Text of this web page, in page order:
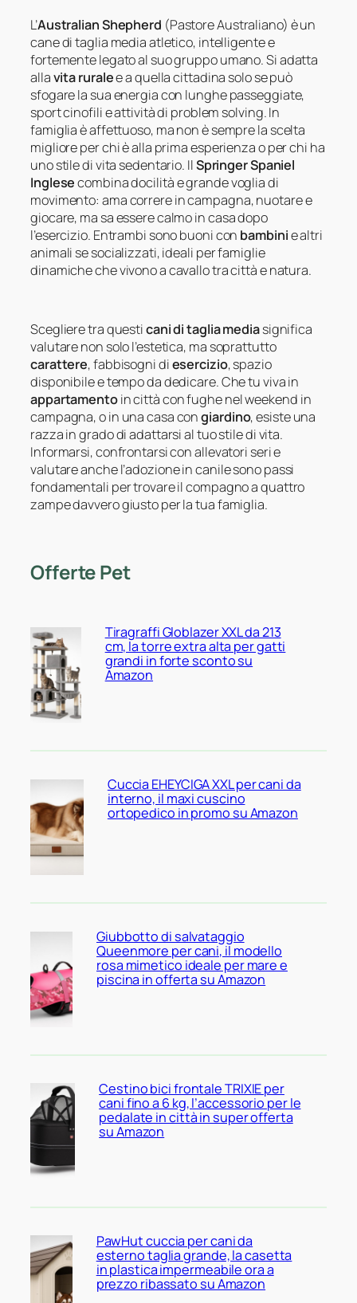
L’Australian Shepherd (Pastore Australiano) è un
cane di taglia media atletico, intelligente e
fortemente legato al suo gruppo umano. Si adatta
allavita ruralee a quella cittadina solo se può
sfogare la sua energia con lunghe passeggiate,
sport cinofili e attività di problem solving. In
famiglia è affettuoso, ma non è sempre la scelta
migliore per chi è alla prima esperienza o per chi ha
uno stile di vita sedentario. IlSpringer Spaniel
Inglesecombina docilità e grande voglia di
movimento: ama correre in campagna, nuotare e
giocare, ma sa essere calmo in casa dopo
l’esercizio. Entrambi sono buoni con bambinie altri
animali se socializzati, ideali per famiglie
dinamiche che vivono a cavallo tra città e natura.
Scegliere tra questicani di taglia mediasignifica
valutare non solo l’estetica, ma soprattutto
carattere, fabbisogni diesercizio, spazio
disponibile e tempo da dedicare. Che tu viva in
appartamentoin città con fughe nel weekend in
campagna, o in una casa congiardino, esiste una
razza in grado di adattarsi al tuo stile di vita.
Informarsi, confrontarsi con allevatori seri e
valutare anche l’adozione in canile sono passi
fondamentali per trovare il compagno a quattro
zampe davvero giusto per la tua famiglia.
Offerte Pet
Tiragraffi Globlazer XXL da 213
cm, la torre extra alta per gatti
grandi in forte sconto su
Amazon
Cuccia EHEYCIGA XXL per cani da
interno, il maxi cuscino
ortopedico in promo su Amazon
Giubbotto di salvataggio
Queenmore per cani, il modello
rosa mimetico ideale per mare e
piscina in offerta su Amazon
Cestino bici frontale TRIXIE per
cani fino a 6 kg, l’accessorio per le
pedalate in città in super offerta
su Amazon
PawHut cuccia per cani da
esterno taglia grande, la casetta
in plastica impermeabile ora a
prezzo ribassato su Amazon